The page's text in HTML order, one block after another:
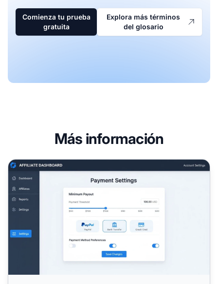
Comienza tu prueba
gratuita
Explora más términos
del glosario
Más información
Cómo aumentar tu umbral de pago en programas de